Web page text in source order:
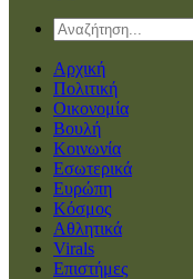
Αρχική
Πολιτική
Οικονομία
Βουλή
Κοινωνία
Εσωτερικά
Ευρώπη
Κόσμος
Αθλητικά
Virals
Επιστήμες